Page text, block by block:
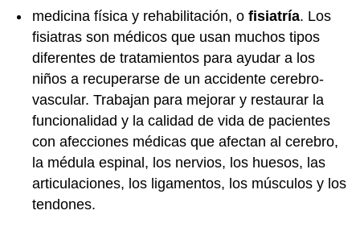
medicina física y rehabilitación, o fisiatría. Los
fisiatras son médicos que usan muchos tipos
diferentes de tratamientos para ayudar a los
niños a recuperarse de un accidente cerebro-
vascular. Trabajan para mejorar y restaurar la
funcionalidad y la calidad de vida de pacientes
con afecciones médicas que afectan al cerebro,
la médula espinal, los nervios, los huesos, las
articulaciones, los ligamentos, los músculos y los
tendones.